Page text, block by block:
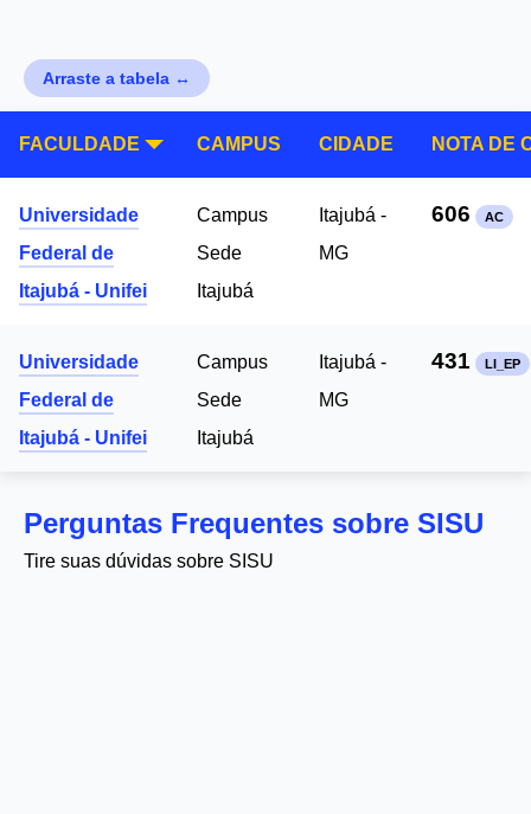
Arraste a tabela ↔
FACULDADE CAMPUS CIDADE NOTA DE
Universidade
Federal de
Itajubá - Unifei
Campus
Sede
Itajubá
Itajubá -
MG
606 AC
Universidade
Federal de
Itajubá - Unifei
Campus
Sede
Itajubá
Itajubá -
MG
431 LI_EP
Perguntas Frequentes sobre SISU
Tire suas dúvidas sobre SISU